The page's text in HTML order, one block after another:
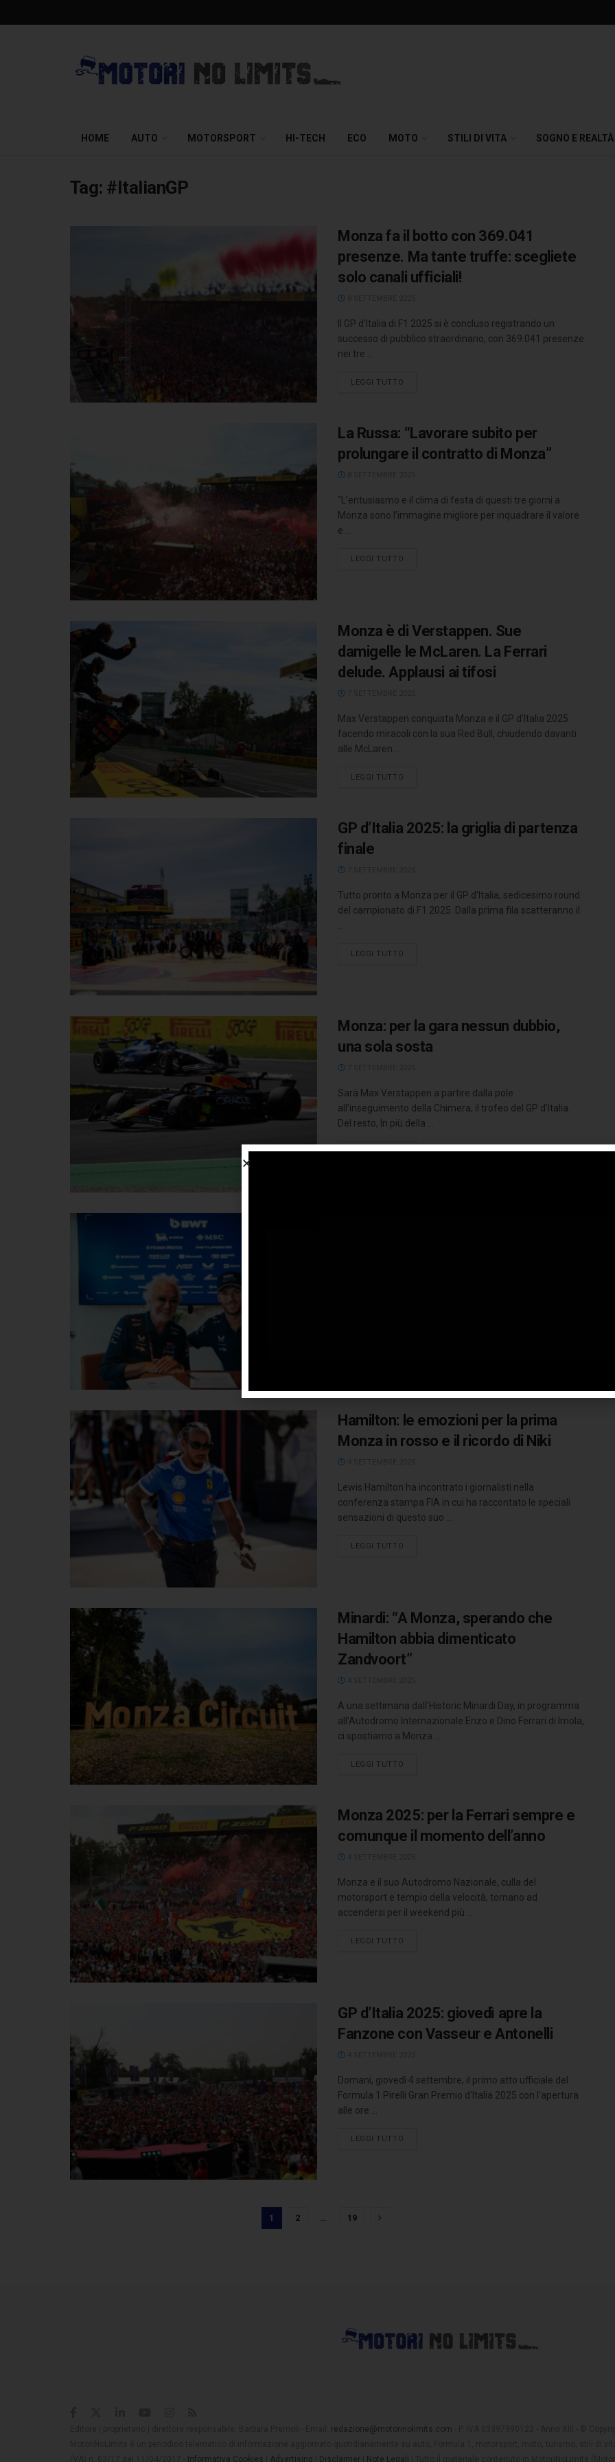
HOME AUTO MOTORSPORT HI-TECH ECO MOTO STILI DI VITA SOGNO E REALTÀ
Tag: #ItalianGP
Monza fa il botto con 369.041
presenze. Ma tante truffe: scegliete
solo canali ufficiali!
Il GP d’Italia di F1 2025 si è concluso registrando un
successo di pubblico straordinario, con 369.041 presenze
nei tre ...
LEGGI TUTTO
La Russa: “Lavorare subito per
prolungare il contratto di Monza”
“L’entusiasmo e il clima di festa di questi tre giorni a
Monza sono l’immagine migliore per inquadrare il valore
e ...
LEGGI TUTTO
Monza è di Verstappen. Sue
damigelle le McLaren. La Ferrari
delude. Applausi ai tifosi
Max Verstappen conquista Monza e il GP d'Italia 2025
facendo miracoli con la sua Red Bull, chiudendo davanti
alle McLaren ...
LEGGI TUTTO
GP d’Italia 2025: la griglia di partenza
finale
Tutto pronto a Monza per il GP d'Italia, sedicesimo round
del campionato di F1 2025. Dalla prima fila scatteranno il
LEGGI TUTTO
Monza: per la gara nessun dubbio,
una sola sosta
Sarà Max Verstappen a partire dalla pole
all’inseguimento della Chimera, il trofeo del GP d’Italia.
Del resto, In più della ...
LEGGI TUTTO
Hamilton: le emozioni per la prima
Monza in rosso e il ricordo di Niki
Lewis Hamilton ha incontrato i giornalisti nella
conferenza stampa FIA in cui ha raccontato le speciali
sensazioni di questo suo ...
LEGGI TUTTO
Minardi: “A Monza, sperando che
Hamilton abbia dimenticato
Zandvoort”
A una settimana dall’Historic Minardi Day, in programma
all’Autodromo Internazionale Enzo e Dino Ferrari di Imola,
ci spostiamo a Monza ...
LEGGI TUTTO
Monza 2025: per la Ferrari sempre e
comunque il momento dell’anno
Monza e il suo Autodromo Nazionale, culla del
motorsport e tempio della velocità, tornano ad
accendersi per il weekend più ...
LEGGI TUTTO
GP d’Italia 2025: giovedì apre la
Fanzone con Vasseur e Antonelli
Domani, giovedì 4 settembre, il primo atto ufficiale del
Formula 1 Pirelli Gran Premio d'Italia 2025 con l'apertura
alle ore ...
LEGGI TUTTO
1 2 19
redazione@motorinolimits.com
Informativa Cookies Advertising Disclaimer Note Legali